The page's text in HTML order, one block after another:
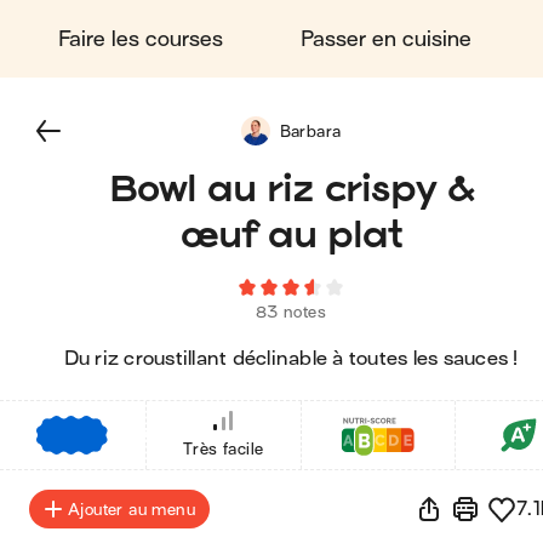
Faire les courses Passer en cuisine
Bowl au riz crispy &
œuf au plat
83 notes
Du riz croustillant déclinable à toutes les sauces !
Barbara
Très facile
Ajouter au menu